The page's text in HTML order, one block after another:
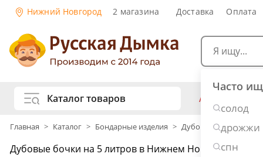
Нижний Новгород 2 магазина Доставка Оплата
Часто
солод
дрожжи
спн
Каталог товаров АКЦИИ
Рецепты
Главная > Каталог > Бондарные изделия > Дубовые бочки для
Дубовые бочки на 5 литров в Нижнем Новгороде